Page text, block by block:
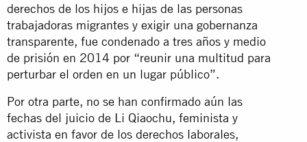
derechos de los hijos e hijas de las personas
trabajadoras migrantes y exigir una gobernanza
transparente, fue condenado a tres años y medio
de prisión en 2014 por “reunir una multitud para
perturbar el orden en un lugar público”.
Por otra parte, no se han confirmado aún las
fechas del juicio de Li Qiaochu, feminista y
activista en favor de los derechos laborales,